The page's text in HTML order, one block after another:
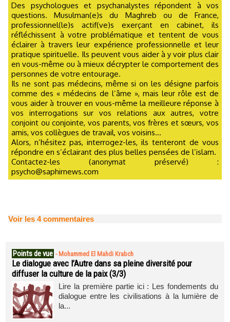
Des psychologues et psychanalystes répondent à vos
questions. Musulman(e)s du Maghreb ou de France,
professionnel(le)s actif(ve)s exerçant en cabinet, ils
réfléchissent à votre problématique et tentent de vous
éclairer à travers leur expérience professionnelle et leur
pratique spirituelle. Ils peuvent vous aider à y voir plus clair
en vous-même ou à mieux décrypter le comportement des
personnes de votre entourage.
Ils ne sont pas médecins, même si on les désigne parfois
comme des « médecins de l’âme », mais leur rôle est de
vous aider à trouver en vous-même la meilleure réponse à
vos interrogations sur vos relations aux autres, votre
conjoint ou conjointe, vos parents, vos frères et sœurs, vos
amis, vos collègues de travail, vos voisins...
Alors, n’hésitez pas, interrogez-les, ils tenteront de vous
répondre en s’éclairant des plus belles pensées de l’islam.
Contactez-les (anonymat préservé) :
psycho@saphirnews.com
Voir les 4commentaires
Points de vue - Mohammed El Mahdi Krabch
Le dialogue avec l’Autre dans sa pleine diversité pour
diffuser la culture de la paix (3/3)
Lire la première partie ici : Les fondements du
dialogue entre les civilisations à la lumière de
la...